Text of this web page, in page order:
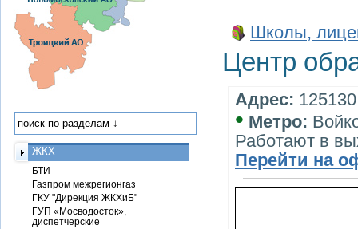
Школы,
Центр
Адрес:
• Метро:
Работают в
Перейти на
ЖКХ
БТИ
Газпром межрегионгаз
ГКУ "Дирекция ЖКХиБ"
ГУП «Мосводосток»,
диспетчерские